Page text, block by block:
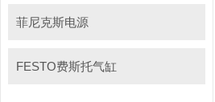
菲尼克斯电源
FESTO费斯托气缸